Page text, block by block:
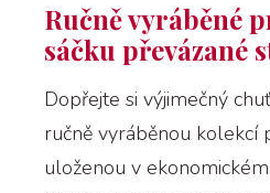
Ručně vyráběné
sáčku převázané
Dopřejte si výjimečný
ručně vyráběnou kolekcí
uloženou v